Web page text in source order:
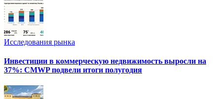
Исследования рынка
Инвестиции в коммерческую недвижимость выросли на
37%: CMWP подвели итоги полугодия